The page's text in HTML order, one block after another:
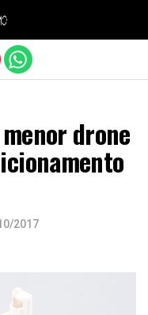
menor drone
2017